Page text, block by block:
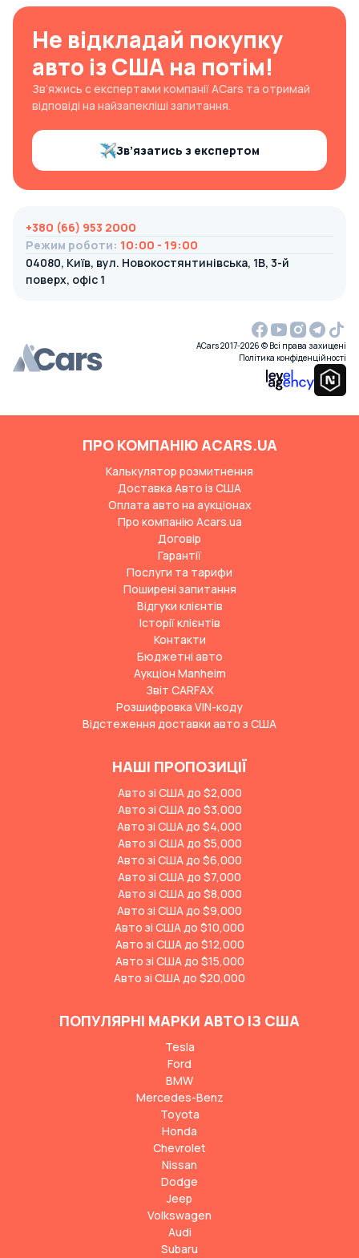
Не відкладай покупку
авто із США на потім!
Зв’яжись с експертами компанії ACars та отримай
відповіді на найзапекліші запитання.
Зв’язатись з експертом
+380 (66) 953 2000
Режим роботи: 10:00 - 19:00
04080, Київ, вул. Новокостянтинівська, 1В, 3-й
поверх, офіс 1
ACars 2017-2026 © Всі права захищені
Політика конфіденційності
ПРО КОМПАНІЮ ACARS.UA
Калькулятор розмитнення
Доставка Авто із США
Оплата авто на аукціонах
Про компанію Acars.ua
Договір
Гарантії
Послуги та тарифи
Поширені запитання
Відгуки клієнтів
Історії клієнтів
Контакти
Бюджетні авто
Аукціон Manheim
Звіт CARFAX
Розшифровка VIN-коду
Відстеження доставки авто з США
НАШІ ПРОПОЗИЦІЇ
Авто зі США до $2,000
Авто зі США до $3,000
Авто зі США до $4,000
Авто зі США до $5,000
Авто зі США до $6,000
Авто зі США до $7,000
Авто зі США до $8,000
Авто зі США до $9,000
Авто зі США до $10,000
Авто зі США до $12,000
Авто зі США до $15,000
Авто зі США до $20,000
ПОПУЛЯРНІ МАРКИ АВТО ІЗ США
Tesla
Ford
BMW
Mercedes-Benz
Toyota
Honda
Chevrolet
Nissan
Dodge
Jeep
Volkswagen
Audi
Subaru